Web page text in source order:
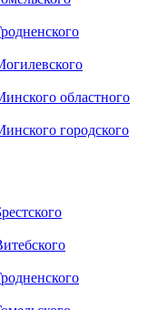
областного
городского